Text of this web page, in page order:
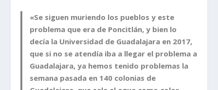
«Se siguen muriendo los pueblos y este
problema que era de Poncitlán, y bien lo
decía la Universidad de Guadalajara en 2017,
que si no se atendía iba a llegar el problema a
Guadalajara, ya hemos tenido problemas la
semana pasada en 140 colonias de